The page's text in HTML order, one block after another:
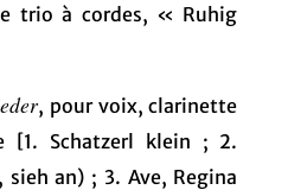
trio à cordes, « Ruhig
, pour voix, clarinette
Schatzerl klein ; 2.
an) ; 3. Ave, Regina